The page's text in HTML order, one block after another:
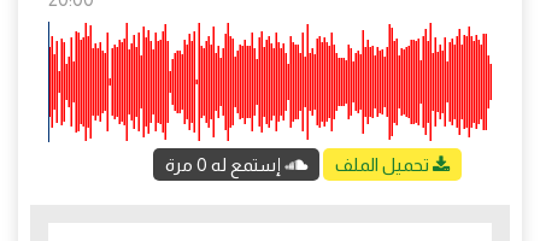
تحميل الملف إستمع له 0 مرة